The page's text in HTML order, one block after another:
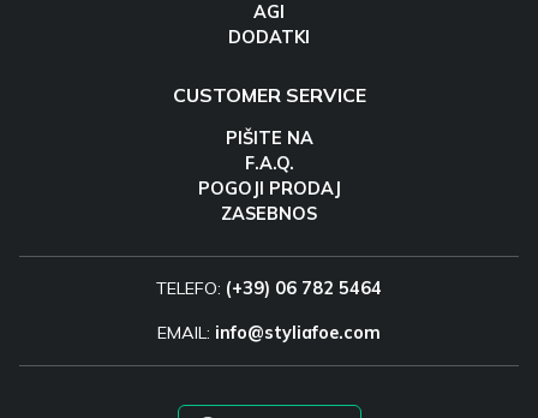
AGI
DODATKI
CUSTOMER SERVICE
PIŠITE NA
F.A.Q.
POGOJI PRODAJ
ZASEBNOS
TELEFO: (+39) 06 782 5464
EMAIL: info@styliafoe.com